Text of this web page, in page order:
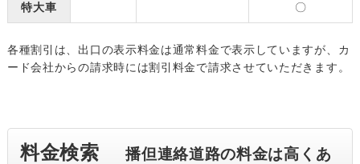
特大車 〇
各種割引は、出口の表示料金は通常料金で表示していますが、カ
ード会社からの請求時には割引料金で請求させていただきます。
料金検索播但連絡道路の料金は高くあ